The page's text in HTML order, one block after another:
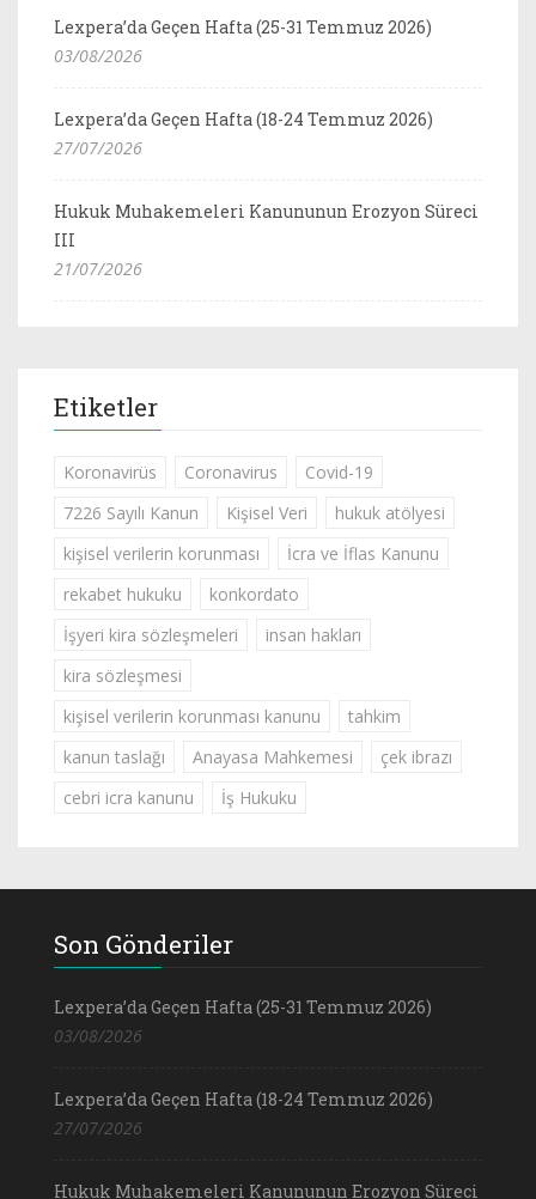
Lexpera’da Geçen Hafta (25-31 Temmuz 2026)
03/08/2026
Lexpera’da Geçen Hafta (18-24 Temmuz 2026)
27/07/2026
Hukuk Muhakemeleri Kanununun Erozyon Süreci
III
21/07/2026
Etiketler
Koronavirüs Coronavirus
Covid-19
7226 Sayılı Kanun
Kişisel Veri
hukuk atölyesi
kişisel verilerin korunması
İcra ve İflas Kanunu
rekabet hukuku
konkordato
İşyeri kira sözleşmeleri
insan hakları
kira sözleşmesi
kişisel verilerin korunması kanunu
tahkim
kanun taslağı
Anayasa Mahkemesi
çek ibrazı
cebri icra kanunu
İş Hukuku
Son Gönderiler
Lexpera’da Geçen Hafta (25-31 Temmuz 2026)
03/08/2026
Lexpera’da Geçen Hafta (18-24 Temmuz 2026)
27/07/2026
Hukuk Muhakemeleri Kanununun Erozyon Süreci